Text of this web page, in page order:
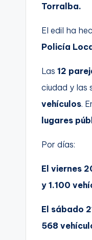
Torralba.
El edil ha
Policía
Las 12
ciudad y las
vehículos.
lugares
Por días:
El viernes
y 1.100
El sábado
568